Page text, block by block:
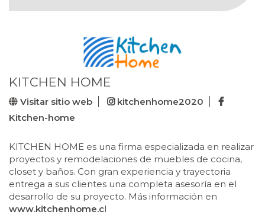
KITCHEN HOME
Visitar sitio web
kitchenhome2020
Kitchen-home
KITCHEN HOME es una firma especializada en realizar
proyectos y remodelaciones de muebles de cocina,
closet y baños. Con gran experiencia y trayectoria
entrega a sus clientes una completa asesoría en el
desarrollo de su proyecto. Más información en
www.kitchenhome.cl